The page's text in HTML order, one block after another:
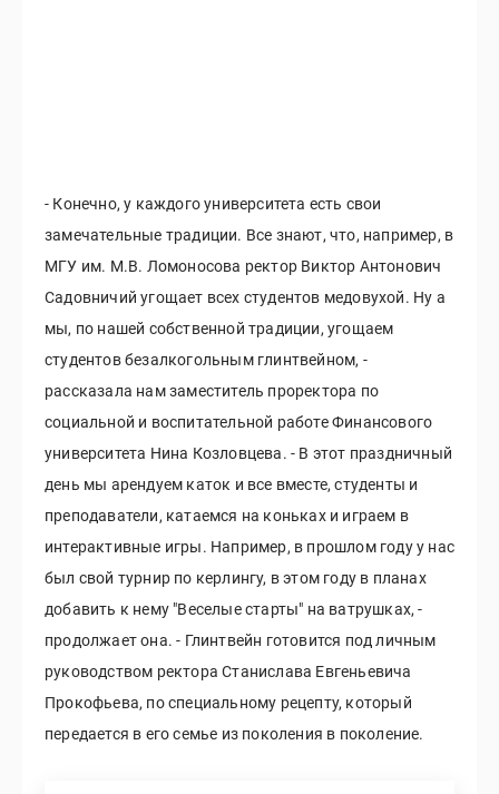
- Конечно, у каждого университета есть свои
замечательные традиции. Все знают, что, например, в
МГУ им. М.В. Ломоносова ректор Виктор Антонович
Садовничий угощает всех студентов медовухой. Ну а
мы, по нашей собственной традиции, угощаем
студентов безалкогольным глинтвейном, -
рассказала нам заместитель проректора по
социальной и воспитательной работе Финансового
университета Нина Козловцева. - В этот праздничный
день мы арендуем каток и все вместе, студенты и
преподаватели, катаемся на коньках и играем в
интерактивные игры. Например, в прошлом году у нас
был свой турнир по керлингу, в этом году в планах
добавить к нему "Веселые старты" на ватрушках, -
продолжает она. - Глинтвейн готовится под личным
руководством ректора Станислава Евгеньевича
Прокофьева, по специальному рецепту, который
передается в его семье из поколения в поколение.